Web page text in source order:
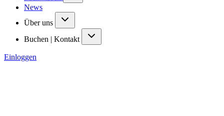
News
Über uns
Buchen | Kontakt
Einloggen